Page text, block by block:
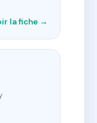
la fiche →